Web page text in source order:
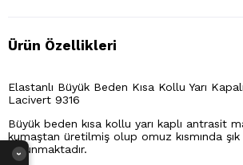
Ürün Özellikleri
Elastanlı Büyük Beden Kısa Kollu Yarı
Lacivert 9316
Büyük beden kısa kollu yarı kaplı antrasit
kumaştan üretilmiş olup omuz kısmında
bulunmaktadır.
›